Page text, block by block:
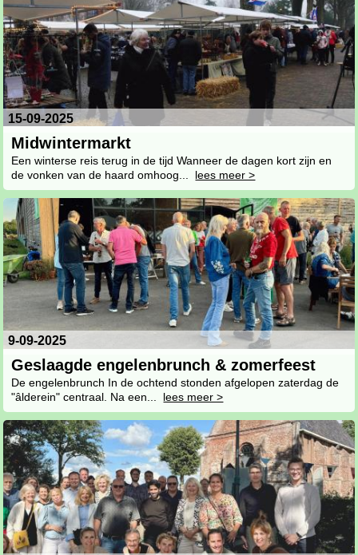
15-09-2025
Midwintermarkt
Een winterse reis terug in de tijd Wanneer de dagen kort zijn en
de vonken van de haard omhoog... lees meer >
9-09-2025
Geslaagde engelenbrunch & zomerfeest
De engelenbrunch In de ochtend stonden afgelopen zaterdag de
"âlderein" centraal. Na een... lees meer >